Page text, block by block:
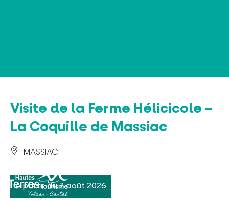
Visite de la Ferme Hélicicole –
La Coquille de Massiac
MASSIAC
A partir du 7 août 2026